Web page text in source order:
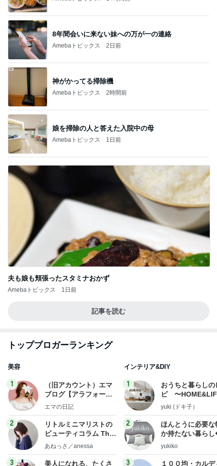
8年間会いに来ない妹への万が一の連絡
Amebaトピックス 2日前
神がかってる掃除機
Amebaトピックス 2時間前
娘を掃除の人と答えた入院中の母
Amebaトピックス 1日前
夫も娘も頬張ったスタミナおかず
Amebaトピックス 1日前
記事を読む
トップブロガーランキング
美容
1
（旧アカウント）エマ
ブログ【アラフォー会
社売却セカンドライ
エマの日記
2
リトルミニマリストの
ビューティコラム The
little minimalist's bea
あねっさ／anessa
3 美人になれる、たくさ
インテリア&DIY
1
おうちと暮らしの
ピ 〜
yuki (ドキ子）
2
ほんとうに必要な
か持たない暮ら
ep Life Simple◆
yukiko
3 １００均・カルデ